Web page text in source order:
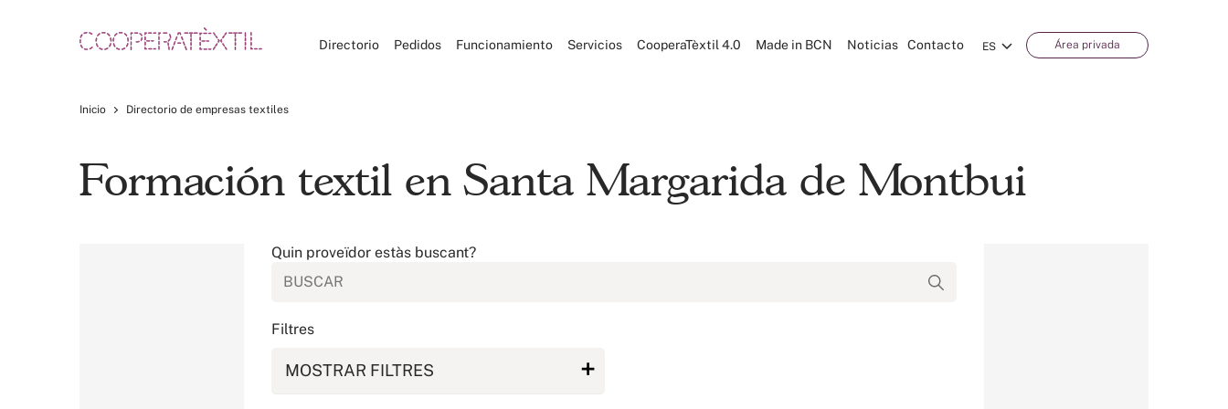
ES Área privada
Directorio Pedidos Funcionamiento Servicios CooperaTèxtil 4.0 Made in BCN Noticias Contacto
Inicio Directorio de empresas textiles
Formación textil en Santa Margarida de Montbui
Quin proveïdor estàs buscant?
Filtres
MOSTRAR FILTRES